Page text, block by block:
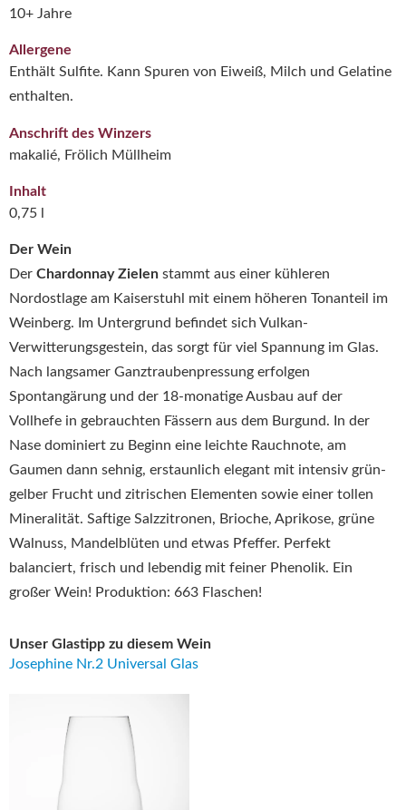
Der Wein
Der Chardonnay Zielen stammt aus einer kühleren
Nordostlage am Kaiserstuhl mit einem höheren Tonanteil im
Weinberg. Im Untergrund befindet sich Vulkan-
Verwitterungsgestein, das sorgt für viel Spannung im Glas.
Nach langsamer Ganztraubenpressung erfolgen
Spontangärung und der 18-monatige Ausbau auf der
Vollhefe in gebrauchten Fässern aus dem Burgund. In der
Nase dominiert zu Beginn eine leichte Rauchnote, am
Gaumen dann sehnig, erstaunlich elegant mit intensiv grün-
gelber Frucht und zitrischen Elementen sowie einer tollen
Mineralität. Saftige Salzzitronen, Brioche, Aprikose, grüne
Walnuss, Mandelblüten und etwas Pfeffer. Perfekt
balanciert, frisch und lebendig mit feiner Phenolik. Ein
großer Wein! Produktion: 663 Flaschen!
Unser Glastipp zu diesem Wein
Josephine Nr.2 Universal Glas
10+ Jahre
Allergene
Enthält Sulfite. Kann Spuren von Eiweiß, Milch und Gelatine
enthalten.
Anschrift des Winzers
makalié, Frölich Müllheim
Inhalt
0,75 l